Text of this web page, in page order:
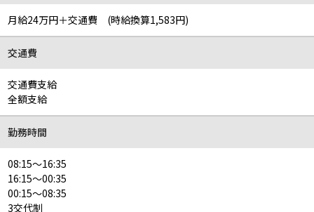
月給24万円＋交通費 (時給換算1,583円)
交通費
交通費支給
全額支給
勤務時間
08:15～16:35
16:15～00:35
00:15～08:35
3交代制